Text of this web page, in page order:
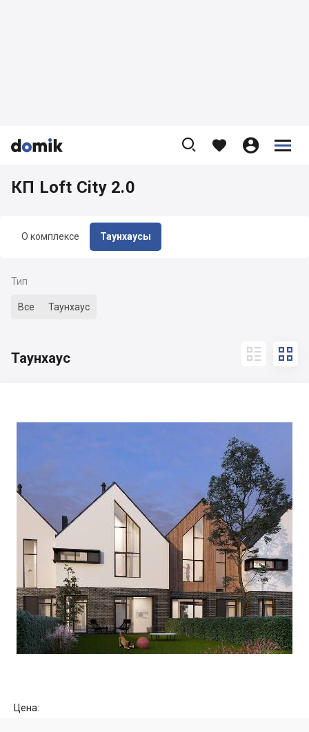


    


О комплексе Таунхаусы
КП Loft City 2.0
Тип
Все Таунхаус
Таунхаус  
Цена: